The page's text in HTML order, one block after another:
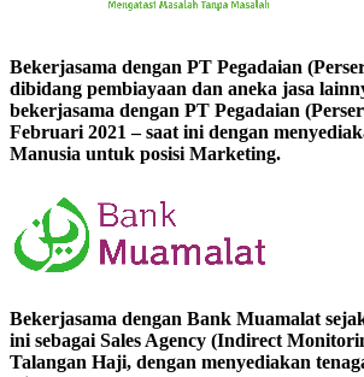
Bekerjasama dengan PT Pegadaian
dibidang pembiayaan dan aneka jasa
bekerjasama dengan PT Pegadaian
Februari 2021 – saat ini dengan
Manusia untuk posisi Marketing.
Bekerjasama dengan Bank Muamalat
ini sebagai Sales Agency (Indirect
Talangan Haji, dengan menyediakan